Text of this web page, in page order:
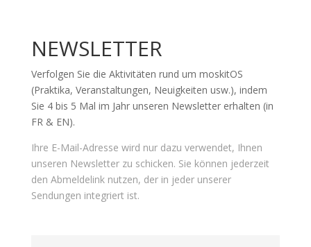
NEWSLETTER
Verfolgen Sie die Aktivitäten rund um moskitOS
(Praktika, Veranstaltungen, Neuigkeiten usw.), indem
Sie 4 bis 5 Mal im Jahr unseren Newsletter erhalten (in
FR & EN).
Ihre E-Mail-Adresse wird nur dazu verwendet, Ihnen
unseren Newsletter zu schicken. Sie können jederzeit
den Abmeldelink nutzen, der in jeder unserer
Sendungen integriert ist.